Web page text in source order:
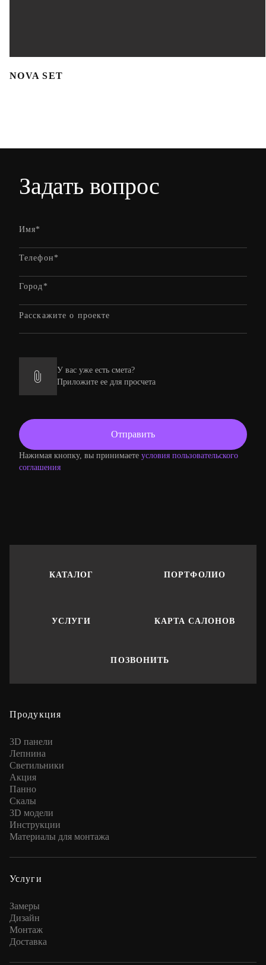
NOVA SET
Задать вопрос
У вас уже есть смета?
Приложите ее для просчета
Нажимая кнопку, вы принимаете условия пользовательского
соглашения
КАТАЛОГ ПОРТФОЛИО
УСЛУГИ КАРТА САЛОНОВ
ПОЗВОНИТЬ
Продукция
3D панели
Лепнина
Cветильники
Акция
Панно
Скалы
3D модели
Инструкции
Материалы для монтажа
Услуги
Замеры
Дизайн
Монтаж
Доставка